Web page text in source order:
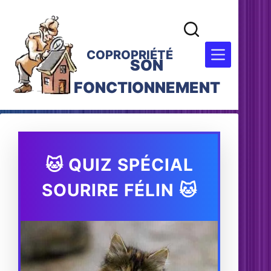
COPROPRIÉTÉ
SON
FONCTIONNEMENT
🐱 QUIZ SPÉCIAL
SOURIRE FÉLIN 🐱